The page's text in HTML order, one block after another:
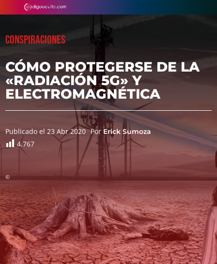
CONSPIRACIONES
CÓMO PROTEGERSE DE LA
«RADIACIÓN 5G» Y
ELECTROMAGNÉTICA
Publicado el 23 Abr 2020 PorErick Sumoza
4.767
©